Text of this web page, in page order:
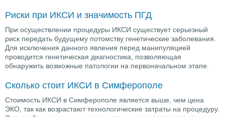
Риски при ИКСИ и значимость ПГД
При осуществлении процедуры ИКСИ существует серьезный
риск передать будущему потомству генетические заболевания.
Для исключения данного явления перед манипуляцией
проводится генетическая диагностика, позволяющая
обнаружить возможные патологии на первоначальном этапе.
Сколько стоит ИКСИ в Симферополе
Стоимость ИКСИ в Симферополе является выше, чем цена
ЭКО, так как возрастают технологические затраты на процедуру.